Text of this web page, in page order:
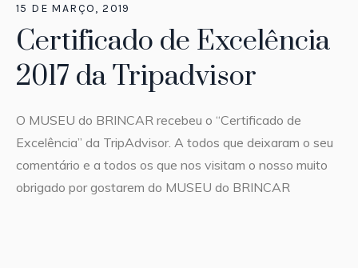
15 DE MARÇO, 2019
Certificado de Excelência
2017 da Tripadvisor
O MUSEU do BRINCAR recebeu o “Certificado de
Excelência” da TripAdvisor. A todos que deixaram o seu
comentário e a todos os que nos visitam o nosso muito
obrigado por gostarem do MUSEU do BRINCAR